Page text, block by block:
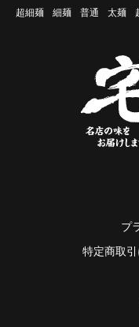
超細麺
細麺 普通 太麺
プ
特定商取